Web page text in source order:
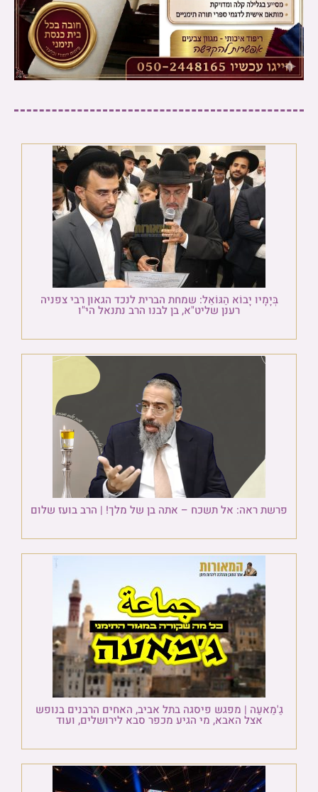
בְּיָמָיו יָבוֹא הַגּוֹאֵל: שמחת הברית לנכד הגאון רבי צפניה
רענן שליט"א, בן לבנו הרב נתנאל הי"ו
פרשת ראה: אל תשכח – אתה בן של מלך! | הרב בועז שלום
גַ'מַאעַה | מפגש פיסגה בתל אביב, האחים הרבנים בנופש
אצל האבא, מי הגיע מכפר סבא לירושלים, ועוד